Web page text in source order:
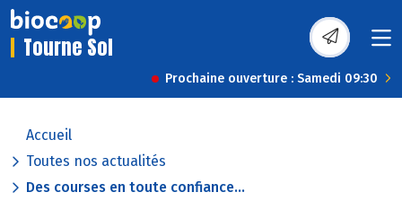
Tourne Sol
Prochaine ouverture : Samedi 09:30
Accueil
Toutes nos actualités
Des courses en toute confiance...